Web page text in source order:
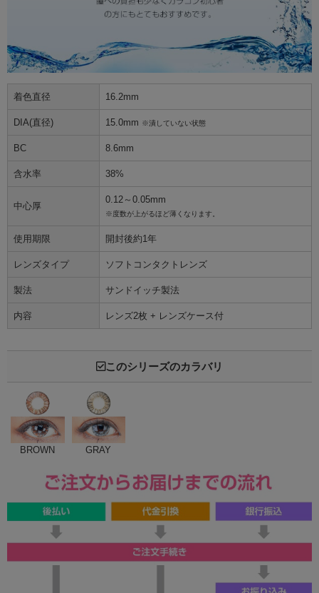
着色直径 16.2mm
DIA(直径) 15.0mm ※潰していない状態
BC 8.6mm
含水率 38%
中心厚
0.12～0.05mm
※度数が上がるほど薄くなります。
使用期限 開封後約1年
レンズタイプ ソフトコンタクトレンズ
製法 サンドイッチ製法
内容 レンズ2枚 + レンズケース付
このシリーズのカラバリ
BROWN GRAY